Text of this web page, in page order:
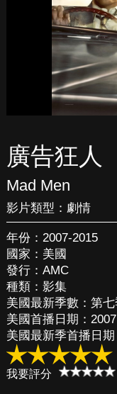
廣告狂人
Mad Men
影片類型： 劇情
年份：2007-2015
國家：美國
發行：AMC
種類：影集
美國最新季數：第
美國首播日期：
美國最新季首播日期
我要評分